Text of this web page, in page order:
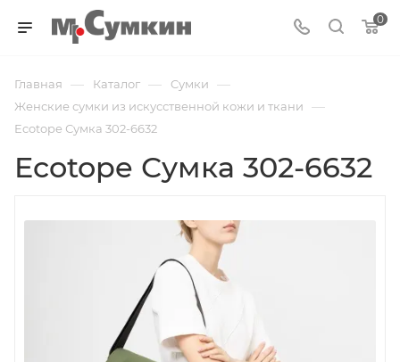
0
Главная — Каталог — Cумки —
Женские сумки из искусственной кожи и ткани —
Ecotope Сумка 302-6632
Ecotope Сумка 302-6632